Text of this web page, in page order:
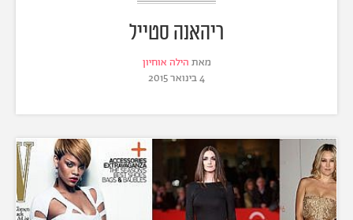
ריהאנה סטייל
מאת הילה אוחיון
4 בינואר 2015